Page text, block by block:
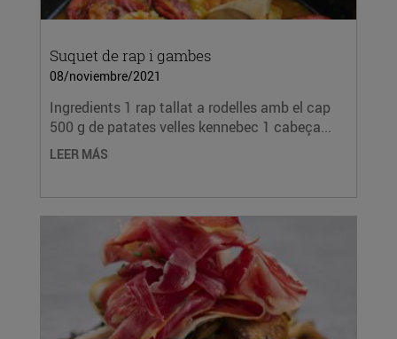
Suquet de rap i gambes
08/noviembre/2021
Ingredients 1 rap tallat a rodelles amb el cap
500 g de patates velles kennebec 1 cabeça...
LEER MÁS